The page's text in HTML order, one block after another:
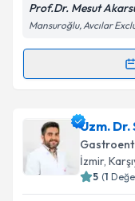
Prof.Dr. Mesut
Mansuroğlu, Avcılar
Randevu
Prof. Dr.
oluşturun. Size
takvim
Uzm.
İzmir,
5 (1